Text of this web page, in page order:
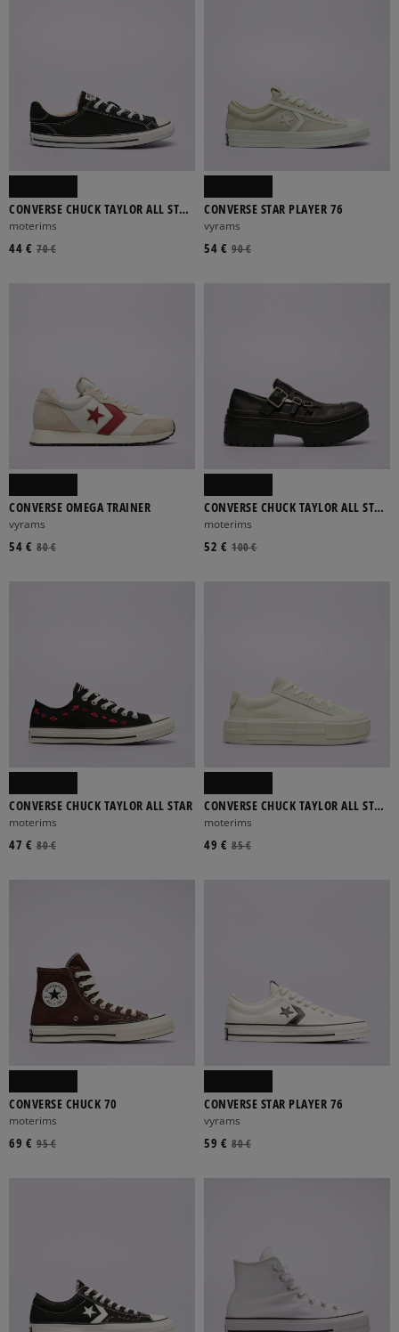
CONVERSE CHUCK TAYLOR ALL STAR
DAINTY LUCKY
moterims
70 €
44 €
CONVERSE STAR PLAYER 76
vyrams
90 €
54 €
CONVERSE OMEGA TRAINER
vyrams
80 €
54 €
CONVERSE CHUCK TAYLOR ALL STAR
LUGGED HEEL MJ
moterims
100 €
52 €
CONVERSE CHUCK TAYLOR ALL STAR
moterims
80 €
47 €
CONVERSE CHUCK TAYLOR ALL STAR
CRUISE
moterims
85 €
49 €
CONVERSE CHUCK 70
moterims
95 €
69 €
CONVERSE STAR PLAYER 76
vyrams
80 €
59 €